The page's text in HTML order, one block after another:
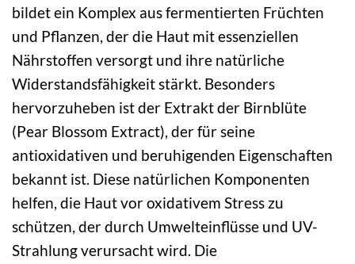
bildet ein Komplex aus fermentierten Früchten
und Pflanzen, der die Haut mit essenziellen
Nährstoffen versorgt und ihre natürliche
Widerstandsfähigkeit stärkt. Besonders
hervorzuheben ist der Extrakt der Birnblüte
(Pear Blossom Extract), der für seine
antioxidativen und beruhigenden Eigenschaften
bekannt ist. Diese natürlichen Komponenten
helfen, die Haut vor oxidativem Stress zu
schützen, der durch Umwelteinflüsse und UV-
Strahlung verursacht wird. Die